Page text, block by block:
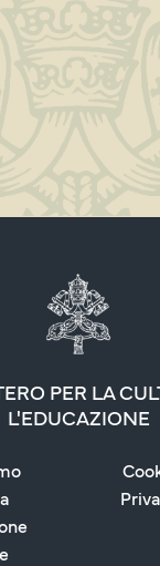
PER LA
L'EDUCAZIONE